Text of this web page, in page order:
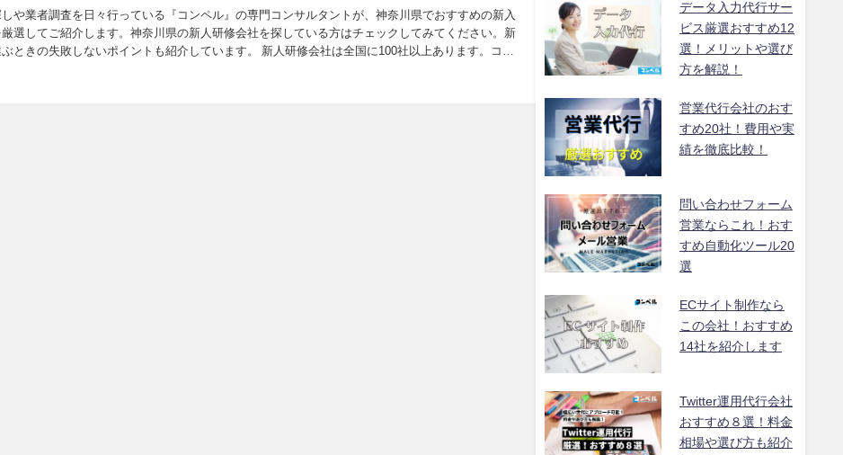
や業者調査を日々行っている『コンペル』の専門コンサルタントが、神奈川県でおすすめの新入
選してご紹介します。神奈川県の新人研修会社を探している方はチェックしてみてください。新
しないポイントも紹介しています。 新人研修会社は全国に100社以上あります。コン
データ入力代行サー
ビス厳選おすすめ12
選！メリットや選び
方を解説！
営業代行会社のおす
すめ20社！費用や実
績を徹底比較！
問い合わせフォーム
営業ならこれ！おす
すめ自動化ツール20
選
ECサイト制作なら
この会社！おすすめ
14社を紹介します
Twitter運用代行会社
おすすめ８選！料金
相場や選び方も紹介